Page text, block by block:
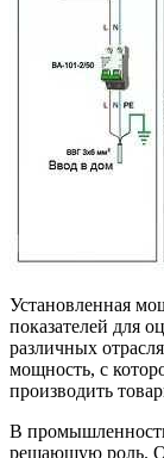
Установленная
показателей для
различных
мощность, с
производить
В
решающую роль.